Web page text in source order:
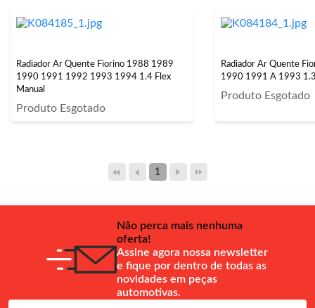
Radiador Ar Quente Fiorino 1988 1989
1990 1991 1992 1993 1994 1.4 Flex
Manual
Produto Esgotado
Radiador Ar Quente
1990 1991 A 1993
Produto Esgotado
1
Não perca mais nenhuma
oferta!
Assine agora nossa newsletter
e fique por dentro de todas as
novidades em peças
automotivas.